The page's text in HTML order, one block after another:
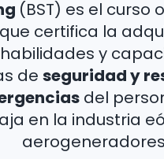
(BST) es el curso
certifica la
y
de seguridad y
del
en la industria